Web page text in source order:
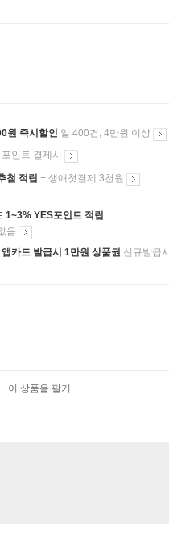
원 즉시할인 일 400건, 4만원 이상
포인트 결제시
첨 적립 + 생애첫결제 3천원
1~3% YES포인트 적립
음
앱카드 발급시 1만원 상품권 신규발급시
이 상품을 팔기